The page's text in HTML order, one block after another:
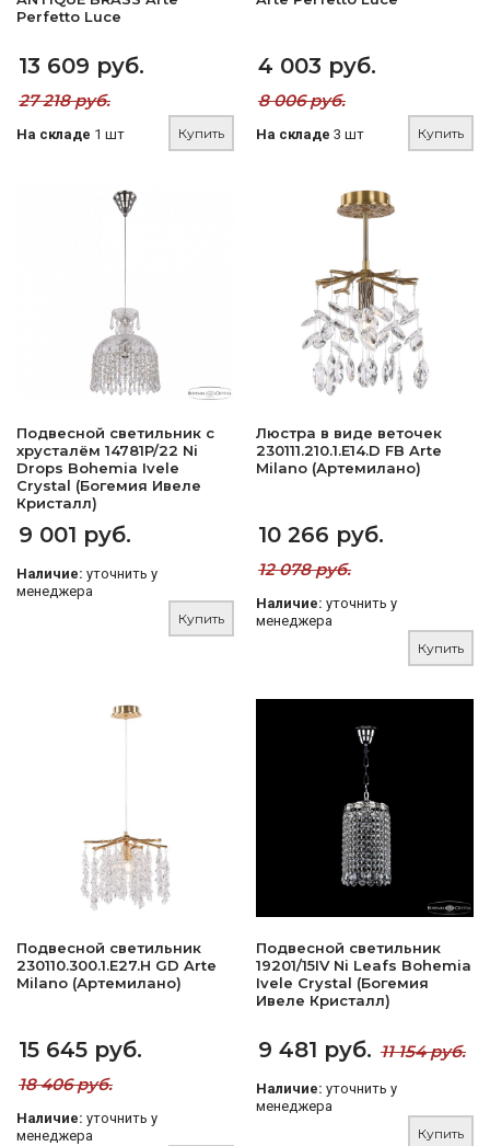
Perfetto Luce
13 609 руб.
27 218 руб.
На складе 1 шт Купить
4 003 руб.
8 006 руб.
На складе 3 шт Купить
Подвесной светильник с
хрусталём 14781P/22 Ni
Drops Bohemia Ivele
Crystal (Богемия Ивеле
Кристалл)
9 001 руб.
Наличие: уточнить у
менеджера
Купить
Люстра в виде веточек
230111.210.1.E14.D FB Arte
Milano (Артемилано)
10 266 руб.
12 078 руб.
Наличие: уточнить у
менеджера
Купить
Подвесной светильник
230110.300.1.E27.H GD Arte
Milano (Артемилано)
15 645 руб.
18 406 руб.
Наличие: уточнить у
менеджера
Подвесной светильник
19201/15IV Ni Leafs Bohemia
Ivele Crystal (Богемия
Ивеле Кристалл)
9 481 руб. 11 154 руб.
Наличие: уточнить у
менеджера
Купить